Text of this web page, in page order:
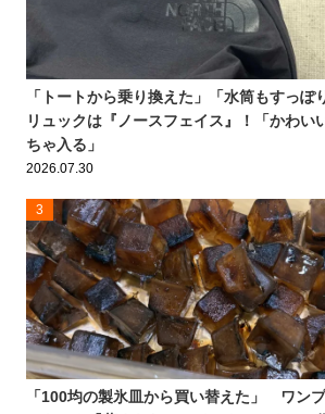
「トートから乗り換えた」「水筒もすっ
リュックは『ノースフェイス』！「かわい
ちゃ入る」
2026.07.30
3
「100均の製氷皿から買い替えた」 ワン